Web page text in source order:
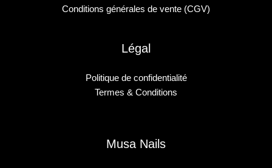
Conditions générales de vente (CGV)
Légal
Politique de confidentialité
Termes & Conditions
Musa Nails